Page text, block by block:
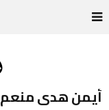
أيمن هدى منعم